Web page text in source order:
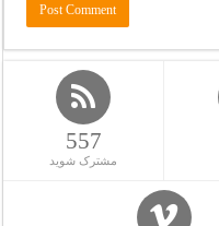
557
مشترک شوید